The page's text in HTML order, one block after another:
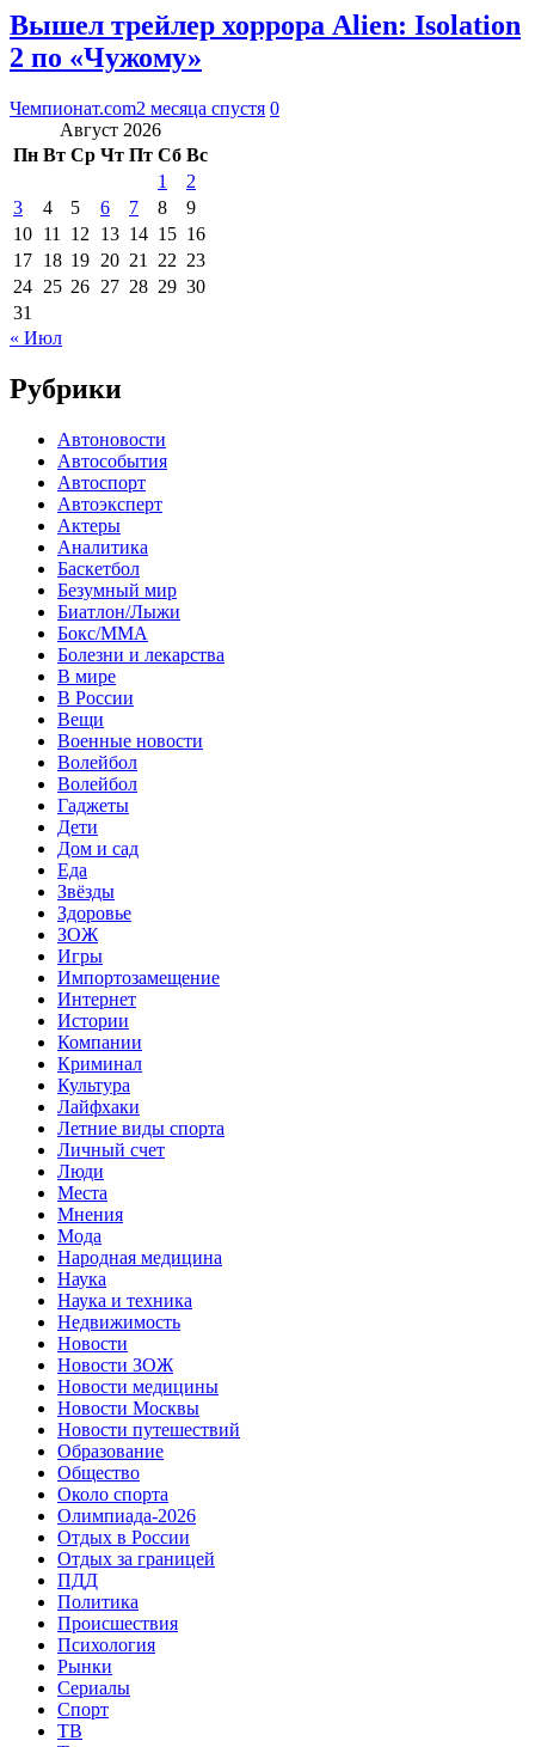
Вышел трейлер хоррора Alien: Isolation
2 по «Чужому»
Чемпионат.com2 месяца спустя 0
Август 2026
Пн Вт Ср Чт Пт Сб Вс
1
2
3
4 5 6 7 8
9
10 11 12 13 14 15 16
17 18 19 20 21 22 23
24 25 26 27 28 29 30
31
« Июл
Рубрики
Автоновости
Автособытия
Автоспорт
Автоэксперт
Актеры
Аналитика
Баскетбол
Безумный мир
Биатлон/Лыжи
Бокс/MMA
Болезни и лекарства
В мире
В России
Вещи
Военные новости
Волейбол
Волейбол
Гаджеты
Дети
Дом и сад
Еда
Звёзды
Здоровье
ЗОЖ
Игры
Импортозамещение
Интернет
Истории
Компании
Криминал
Культура
Лайфхаки
Летние виды спорта
Личный счет
Люди
Места
Мнения
Мода
Народная медицина
Наука
Наука и техника
Недвижимость
Новости
Новости ЗОЖ
Новости медицины
Новости Москвы
Новости путешествий
Образование
Общество
Около спорта
Олимпиада-2026
Отдых в России
Отдых за границей
ПДД
Политика
Происшествия
Психология
Рынки
Сериалы
Спорт
ТВ